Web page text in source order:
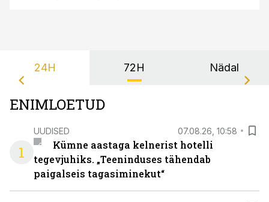
24H 72H Nädal
ENIMLOETUD
1
UUDISED 07.08.26, 10:58
Kümne aastaga kelnerist hotelli
tegevjuhiks. „Teeninduses tähendab
paigalseis tagasiminekut“